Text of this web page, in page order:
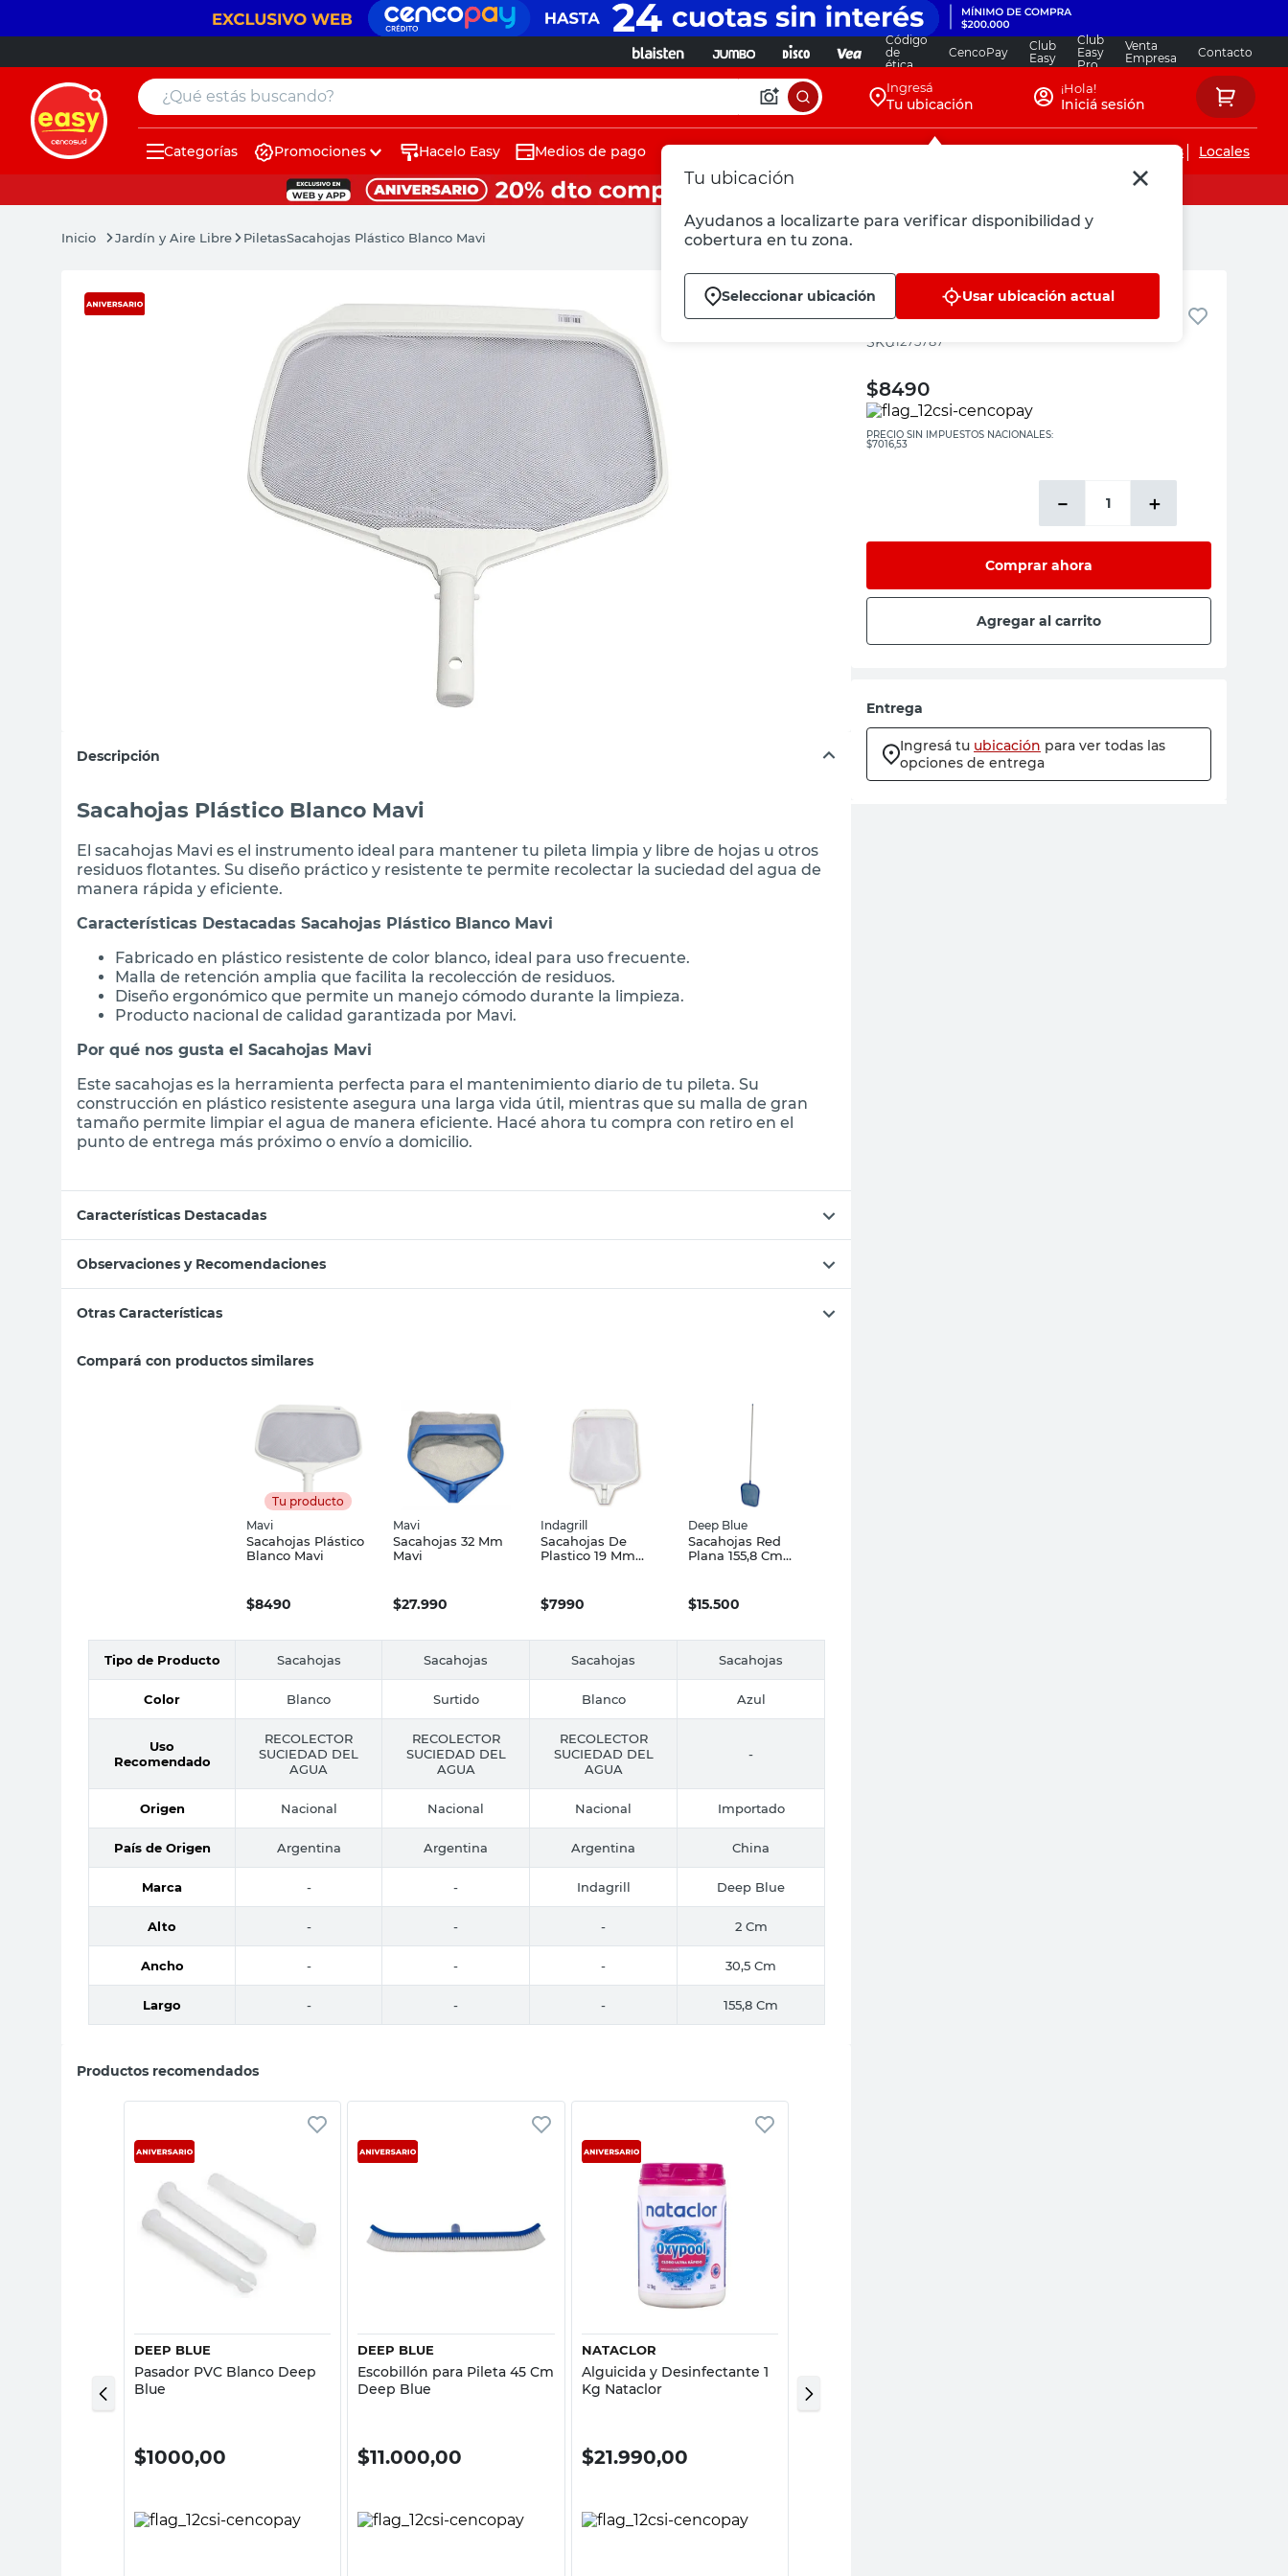
Código
de
ética
CencoPay
Club
Easy
Club
Easy
Pro
Venta
Empresa
Contacto
¿Qué estás buscando? Ingresá
Tu ubicación
Tu ubicación
Ayudanos a localizarte para verificar disponibilidad y
cobertura en tu zona.
Seleccionar ubicación Usar ubicación actual
¡Hola!
Iniciá sesión
Categorías Promociones Hacelo Easy Medios de pago Servicios de instalaciones Locales
Jardín y Aire Libre PiletasSacahojas Plástico Blanco Mavi
Descripción
Sacahojas Plástico Blanco Mavi
El sacahojas Mavi es el instrumento ideal para mantener tu pileta limpia y libre de hojas u otros
residuos flotantes. Su diseño práctico y resistente te permite recolectar la suciedad del agua de
manera rápida y eficiente.
Características Destacadas Sacahojas Plástico Blanco Mavi
Fabricado en plástico resistente de color blanco, ideal para uso frecuente.
Malla de retención amplia que facilita la recolección de residuos.
Diseño ergonómico que permite un manejo cómodo durante la limpieza.
Producto nacional de calidad garantizada por Mavi.
Por qué nos gusta el Sacahojas Mavi
Este sacahojas es la herramienta perfecta para el mantenimiento diario de tu pileta. Su
construcción en plástico resistente asegura una larga vida útil, mientras que su malla de gran
tamaño permite limpiar el agua de manera eficiente. Hacé ahora tu compra con retiro en el
punto de entrega más próximo o envío a domicilio.
Características Destacadas
Observaciones y Recomendaciones
Otras Características
Compará con productos similares
Tu producto
Mavi
Sacahojas Plástico
Blanco Mavi
$8490
Mavi
Sacahojas 32 Mm
Mavi
$27.990
Indagrill
Sacahojas De
Plastico 19 Mm
$7990
Deep Blue
Sacahojas Red
Plana 155,8 Cm
$15.500
Tipo de Producto Sacahojas Sacahojas Sacahojas Sacahojas
Color Blanco Surtido Blanco Azul
Uso
Recomendado
RECOLECTOR
SUCIEDAD DEL
AGUA
RECOLECTOR
SUCIEDAD DEL
AGUA
RECOLECTOR
SUCIEDAD DEL
AGUA
-
Origen Nacional Nacional Nacional Importado
País de Origen Argentina Argentina Argentina China
Marca - - Indagrill Deep Blue
Alto - - - 2 Cm
Ancho - - - 30,5 Cm
Largo - - - 155,8 Cm
Productos recomendados
Vista rápida
DEEP BLUE
Pasador PVC Blanco Deep
Blue
$1000,00
DEEP BLUE
Escobillón para Pileta 45 Cm
Deep Blue
$11.000,00
Vista rápida
NATACLOR
Alguicida y Desinfectante 1
Kg Nataclor
$21.990,00
Acción 1 Kg Newclor
Mavi
Sacahojas Plástico Blanco Mavi
:1275787
$8490
PRECIO SIN IMPUESTOS NACIONALES:
$7016,53
＋
－
Comprar ahora
Agregar al carrito
Entrega
Ingresá tu ubicación para ver todas las
opciones de entrega
muebles